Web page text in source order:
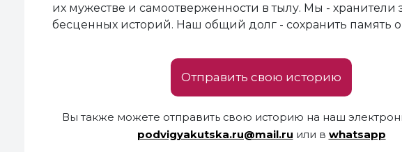
их мужестве и самоотверженности в тылу. Мы - хранители
бесценных историй. Наш общий долг - сохранить память
Отправить свою историю
Вы также можете отправить свою историю на наш
podvigyakutska.ru@mail.ru или в whatsapp